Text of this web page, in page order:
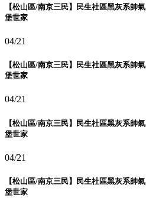
【松山區/南京三民】民生社區黑灰系帥
堡世家
04/21
【松山區/南京三民】民生社區黑灰系帥
堡世家
04/21
【松山區/南京三民】民生社區黑灰系帥
堡世家
04/21
【松山區/南京三民】民生社區黑灰系帥
堡世家